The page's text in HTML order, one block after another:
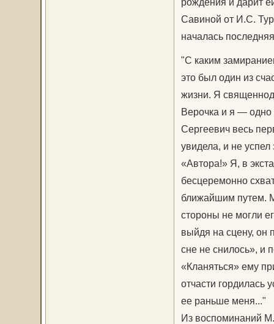
Савиной от И.С.
началась
"С каким
это был один из
жизни. Я
Верочка и я — одно
Сергеевич весь
увидела, и не успел
«Автора!» Я, в
бесцеремонно
ближайшим путем.
стороны не могли
выйдя на сцену, он
сне не снилось», и
«Кланяться» ему
отчасти гордилась
ее раньше меня..."
Из воспоминаний